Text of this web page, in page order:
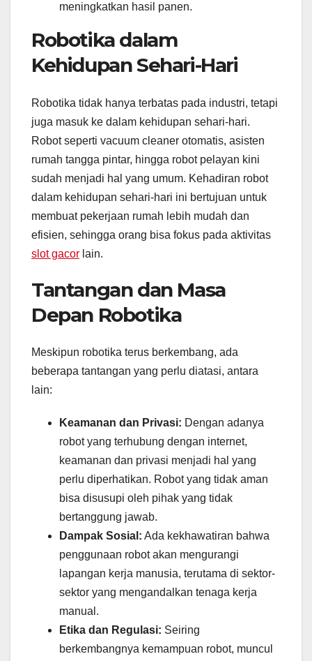
meningkatkan hasil panen.
Robotika dalam
Kehidupan Sehari-Hari
Robotika tidak hanya terbatas pada industri, tetapi
juga masuk ke dalam kehidupan sehari-hari.
Robot seperti vacuum cleaner otomatis, asisten
rumah tangga pintar, hingga robot pelayan kini
sudah menjadi hal yang umum. Kehadiran robot
dalam kehidupan sehari-hari ini bertujuan untuk
membuat pekerjaan rumah lebih mudah dan
efisien, sehingga orang bisa fokus pada aktivitas
slot gacor lain.
Tantangan dan Masa
Depan Robotika
Meskipun robotika terus berkembang, ada
beberapa tantangan yang perlu diatasi, antara
lain:
Keamanan dan Privasi: Dengan adanya
robot yang terhubung dengan internet,
keamanan dan privasi menjadi hal yang
perlu diperhatikan. Robot yang tidak aman
bisa disusupi oleh pihak yang tidak
bertanggung jawab.
Dampak Sosial: Ada kekhawatiran bahwa
penggunaan robot akan mengurangi
lapangan kerja manusia, terutama di sektor-
sektor yang mengandalkan tenaga kerja
manual.
Etika dan Regulasi: Seiring
berkembangnya kemampuan robot, muncul